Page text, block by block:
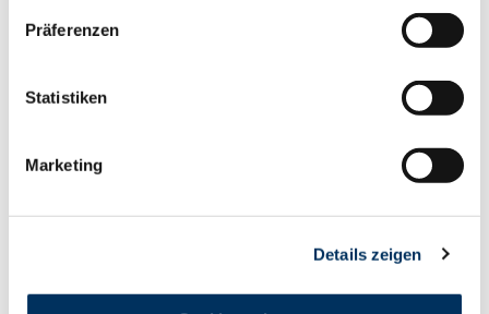
Präferenzen
Statistiken
Marketing
Details zeigen
102
DDcontrol
117
Produktion
120
187/78
Milch kg
+654
+0.09
RZPersistenz
106